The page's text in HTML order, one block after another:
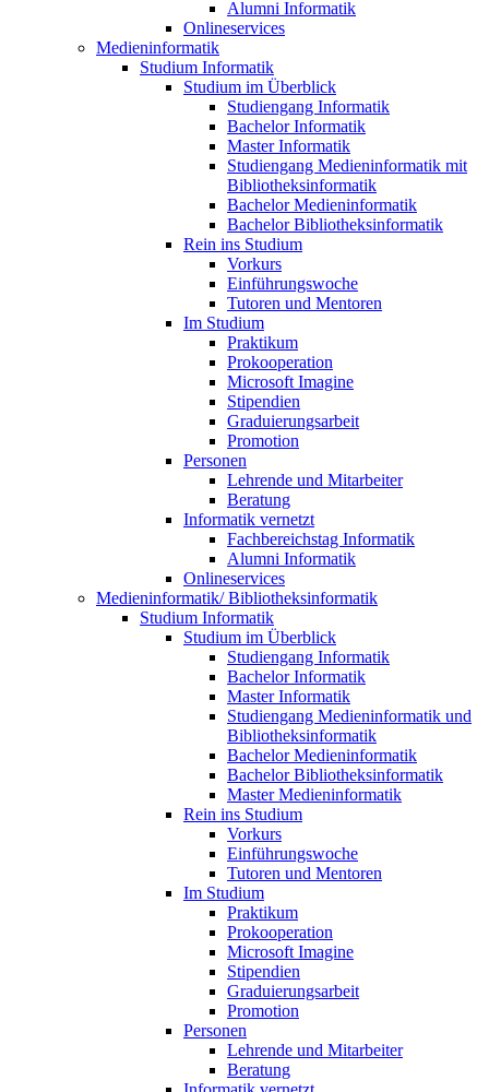
Alumni Informatik
Onlineservices
Medieninformatik
Studium Informatik
Studium im Überblick
Studiengang Informatik
Bachelor Informatik
Master Informatik
Studiengang Medieninformatik mit
Bibliotheksinformatik
Bachelor Medieninformatik
Bachelor Bibliotheksinformatik
Rein ins Studium
Vorkurs
Einführungswoche
Tutoren und Mentoren
Im Studium
Praktikum
Prokooperation
Microsoft Imagine
Stipendien
Graduierungsarbeit
Promotion
Personen
Lehrende und Mitarbeiter
Beratung
Informatik vernetzt
Fachbereichstag Informatik
Alumni Informatik
Onlineservices
Medieninformatik/ Bibliotheksinformatik
Studium Informatik
Studium im Überblick
Studiengang Informatik
Bachelor Informatik
Master Informatik
Studiengang Medieninformatik und
Bibliotheksinformatik
Bachelor Medieninformatik
Bachelor Bibliotheksinformatik
Master Medieninformatik
Rein ins Studium
Vorkurs
Einführungswoche
Tutoren und Mentoren
Im Studium
Praktikum
Prokooperation
Microsoft Imagine
Stipendien
Graduierungsarbeit
Promotion
Personen
Lehrende und Mitarbeiter
Beratung